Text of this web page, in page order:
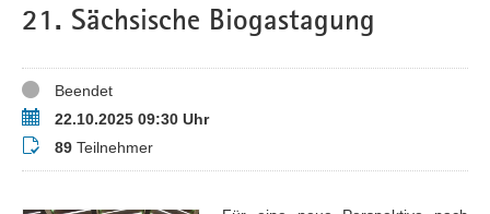
21. Sächsische Biogastagung
StatusBeendet
Termin22.10.2025 09:30 Uhr
Teilnehmer
89 Teilnehmer